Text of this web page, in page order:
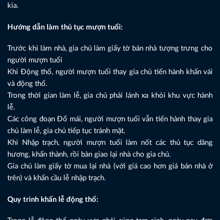
kia.
Hướng dẫn làm thủ tục mượn tuổi:
Trước khi làm nhà, gia chủ làm giấy tờ bán nhà tượng trưng cho
người mượn tuổi
Khi Động thổ, người mượn tuổi thay gia chủ tiến hành khấn vái
và động thổ.
Trong thời gian làm lễ, gia chủ phải lánh xa khỏi khu vực hành
lễ.
Các công đoạn Đổ mái, người mượn tuổi vẫn tiến hành thay gia
chủ làm lễ, gia chủ tiếp tục tránh mặt.
Khi Nhập trạch, người mượn tuổi làm nốt các thủ tục dâng
hương, khấn thành, rồi bàn giao lại nhà cho gia chủ.
Gia chủ làm giấy tờ mua lại nhà (với giá cao hơn giá bán nhà ở
trên) và khấn cầu lễ nhập trạch.
Quy trình khấn lễ động thổ: